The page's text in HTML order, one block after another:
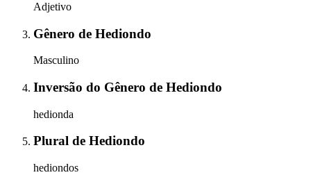
Adjetivo
Gênero de Hediondo
Masculino
Inversão do Gênero de Hediondo
hedionda
Plural de Hediondo
hediondos